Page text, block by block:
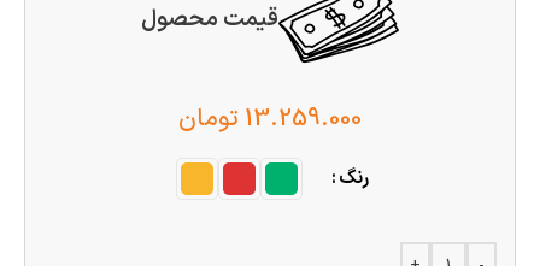
قیمت محصول
13.259.000 تومان
رنگ